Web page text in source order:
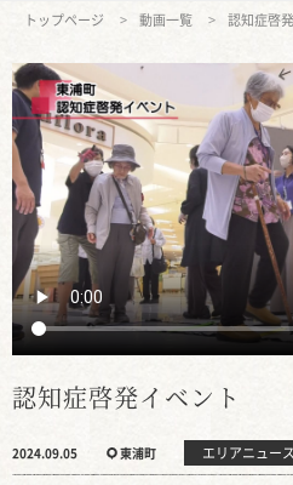
トップページ 動画一覧 認知症啓
認知症啓発イベント
2024.09.05 東浦町 エリアニュース